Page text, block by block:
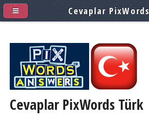
Cevaplar PixWords Türk
Cevaplar PixWords